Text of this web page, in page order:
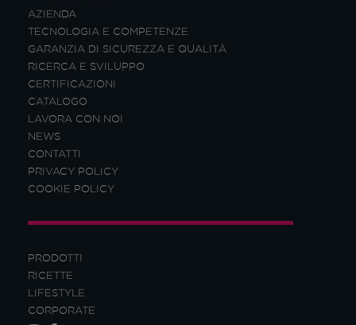
PRODOTTI
RICETTE
LIFESTYLE
CORPORATE
AZIENDA
TECNOLOGIA E COMPETENZE
GARANZIA DI SICUREZZA E QUALITÀ
RICERCA E SVILUPPO
CERTIFICAZIONI
CATALOGO
LAVORA CON NOI
NEWS
CONTATTI
PRIVACY POLICY
COOKIE POLICY